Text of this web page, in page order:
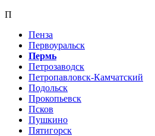
П
Пенза
Первоуральск
Пермь
Петрозаводск
Петропавловск-Камчатский
Подольск
Прокопьевск
Псков
Пушкино
Пятигорск